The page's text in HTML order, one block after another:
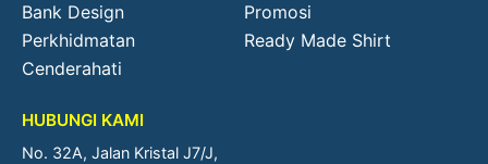
Bank Design
Promosi
Perkhidmatan
Ready Made Shirt
Cenderahati
HUBUNGI KAMI
No. 32A, Jalan Kristal J7/J,